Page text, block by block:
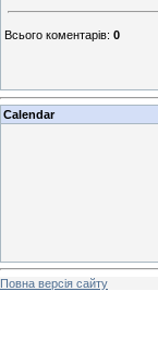
Всього коментарів: 0
Calendar
Повна версія сайту